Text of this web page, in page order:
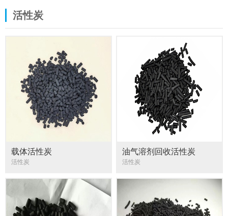
活性炭
载体活性炭
活性炭
油气溶剂回收活性炭
活性炭